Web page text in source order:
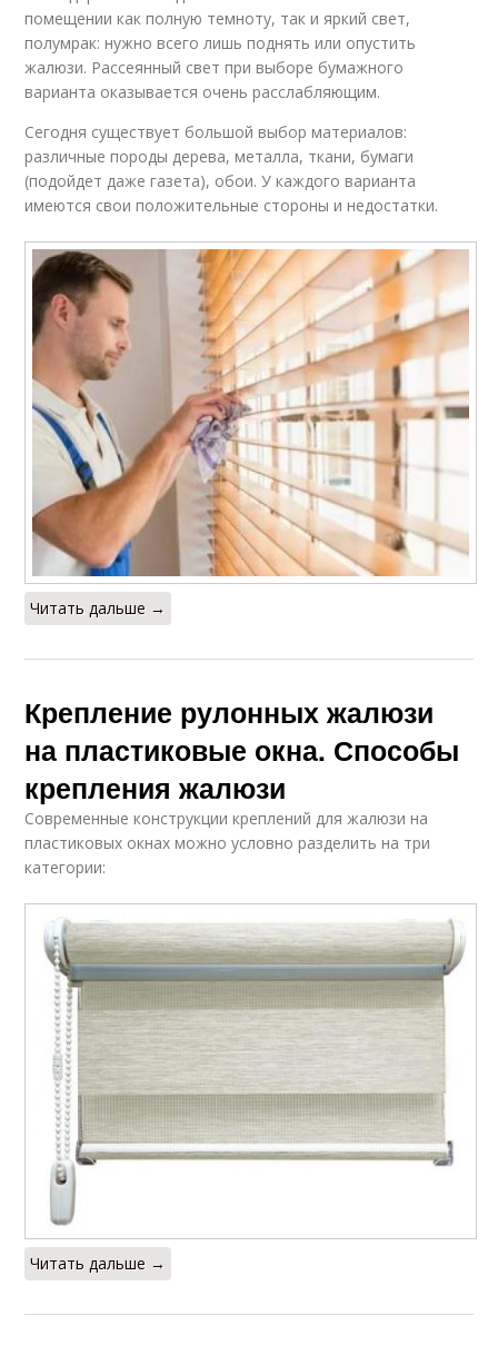
помещении как полную темноту, так и яркий свет,
полумрак: нужно всего лишь поднять или опустить
жалюзи. Рассеянный свет при выборе бумажного
варианта оказывается очень расслабляющим.
Сегодня существует большой выбор материалов:
различные породы дерева, металла, ткани, бумаги
(подойдет даже газета), обои. У каждого варианта
имеются свои положительные стороны и недостатки.
Читать дальше →
Крепление рулонных жалюзи
на пластиковые окна. Способы
крепления жалюзи
Современные конструкции креплений для жалюзи на
пластиковых окнах можно условно разделить на три
категории:
Читать дальше →